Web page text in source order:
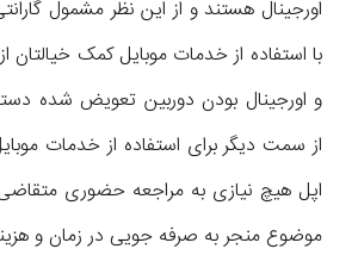
اورجینال هستند و از این نظر مشمول
با استفاده از خدمات موبایل کمک خیالتان
و اورجینال بودن دوربین تعویض شده
از سمت دیگر برای استفاده از خدمات
اپل هیچ نیازی به مراجعه حضوری
موضوع منجر به صرفه جویی در زمان و